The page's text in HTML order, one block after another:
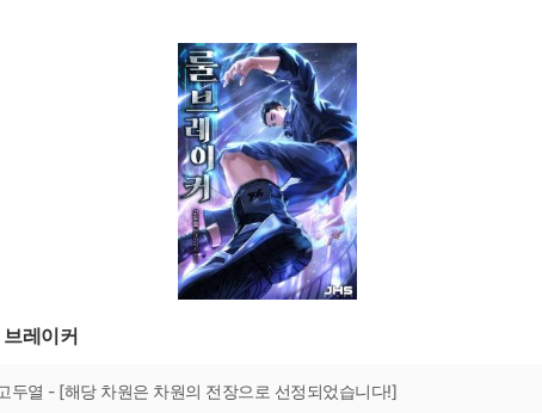
브레이커
두열 - [해당 차원은 차원의 전장으로 선정되었습니다!]